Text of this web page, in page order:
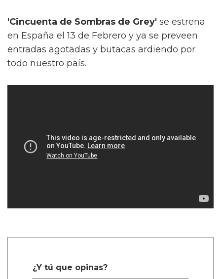
'Cincuenta de Sombras de Grey' se estrena
en España el 13 de Febrero y ya se preveen
entradas agotadas y butacas ardiendo por
todo nuestro país.
¿Y tú que opinas?